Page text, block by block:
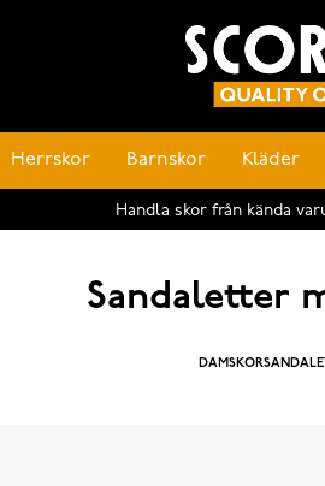
Herrskor Barnskor Kläder
Handla skor från kända
Sandaletter
DAMSKOR